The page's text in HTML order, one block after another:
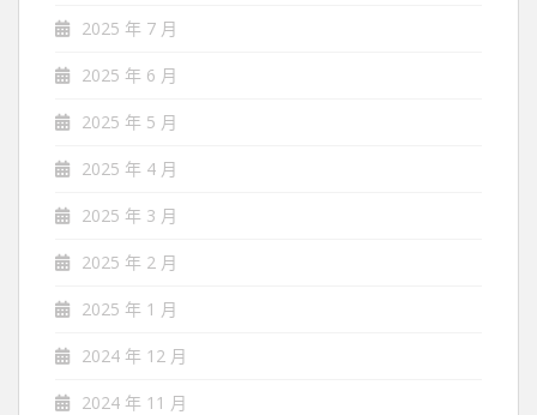
2025 年 7 月
2025 年 6 月
2025 年 5 月
2025 年 4 月
2025 年 3 月
2025 年 2 月
2025 年 1 月
2024 年 12 月
2024 年 11 月